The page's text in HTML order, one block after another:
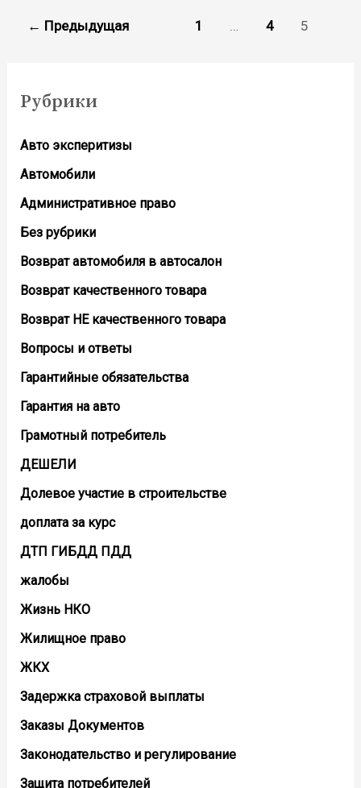
Пагинация
← Предыдущая 1 … 4 5
Рубрики
Авто эксперитизы
Автомобили
Административное право
Без рубрики
Возврат автомобиля в автосалон
Возврат кaчественного товара
Возврат НЕ качественного товара
Вопросы и ответы
Гарантийные обязательства
Гарантия на авто
Грамотный потребитель
ДЕШЕЛИ
Долевое участие в строительстве
доплата за курс
ДТП ГИБДД ПДД
жалобы
Жизнь НКО
Жилищное право
ЖКХ
Задержка страховой выплаты
Заказы Документов
Законодательство и регулирование
Защита потребителей